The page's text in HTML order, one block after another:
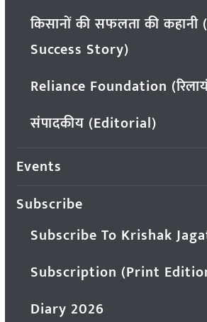
किसानों की सफलता की कहानी
Success Story)
Reliance Foundation
संपादकीय (Editorial)
Events
Subscribe
Subscribe To Krishak
Subscription (Print
Diary 2026